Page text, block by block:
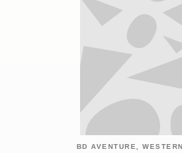
BD AVENTURE,